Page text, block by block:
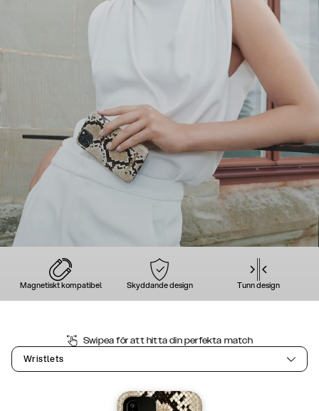
Magnetiskt kompatibel Skyddande design Tunn design
Swipea för att hitta din perfekta match
Wristlets